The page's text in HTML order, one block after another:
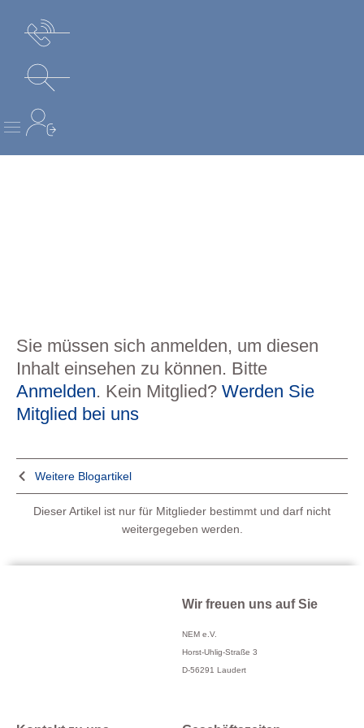
Sie müssen sich anmelden, um diesen
Inhalt einsehen zu können. Bitte
Anmelden. Kein Mitglied? Werden Sie
Mitglied bei uns
Weitere Blogartikel
Dieser Artikel ist nur für Mitglieder bestimmt und darf nicht
weitergegeben werden.
Wir freuen uns auf Sie
NEM e.V.
Horst-Uhlig-Straße 3
D-56291 Laudert